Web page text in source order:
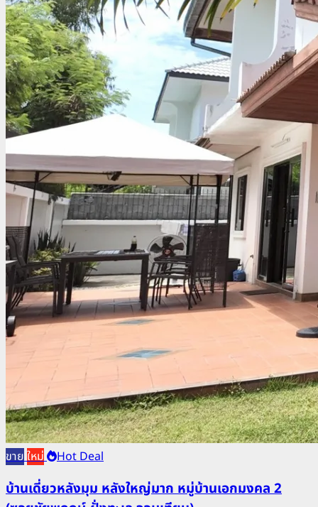
ขายใหม่ Hot Deal
บ้านเดี่ยวหลังมุม หลังใหญ่มาก หมู่บ้านเอกมงคล 2